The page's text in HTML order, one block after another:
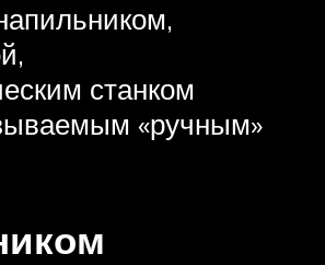
станком
«ручным»